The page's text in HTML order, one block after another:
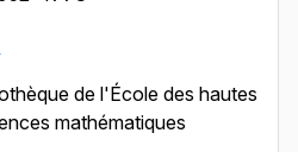
de l'École des hautes
mathématiques